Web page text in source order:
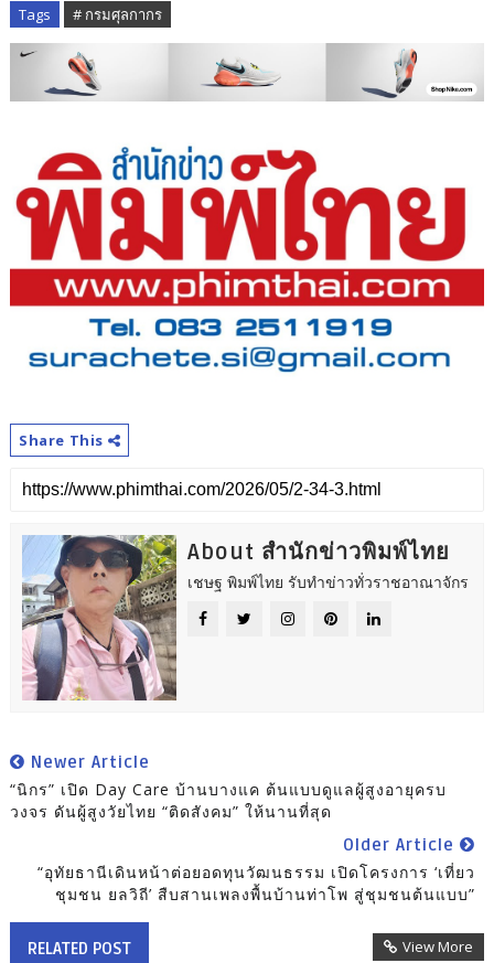
Tags # กรมศุลกากร
Share This
About สำนักข่าวพิมพ์ไทย
เชษฐ พิมพ์ไทย รับทำข่าวทั่วราชอาณาจักร
Newer Article
“นิกร” เปิด Day Care บ้านบางแค ต้นแบบดูแลผู้สูงอายุครบ
วงจร ดันผู้สูงวัยไทย “ติดสังคม” ให้นานที่สุด
Older Article
“อุทัยธานีเดินหน้าต่อยอดทุนวัฒนธรรม เปิดโครงการ ‘เที่ยว
ชุมชน ยลวิถี’ สืบสานเพลงพื้นบ้านท่าโพ สู่ชุมชนต้นแบบ”
RELATED POST View More